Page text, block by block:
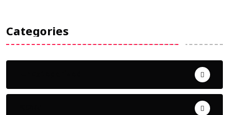
Categories